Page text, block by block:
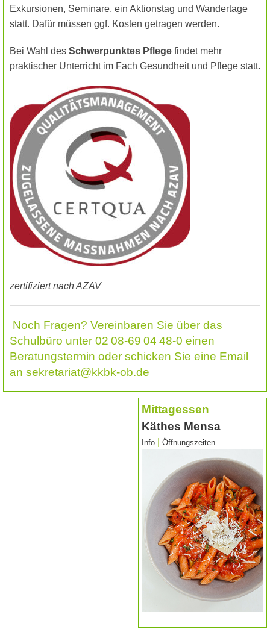
Exkursionen, Seminare, ein Aktionstag und Wandertage
statt. Dafür müssen ggf. Kosten getragen werden.
Bei Wahl des Schwerpunktes Pflege findet mehr
praktischer Unterricht im Fach Gesundheit und Pflege statt.
zertifiziert nach AZAV
Noch Fragen? Vereinbaren Sie über das
Schulbüro unter 02 08-69 04 48-0 einen
Beratungstermin oder schicken Sie eine Email
an sekretariat@kkbk-ob.de
Mittagessen
Käthes Mensa
Info Öffnungszeiten